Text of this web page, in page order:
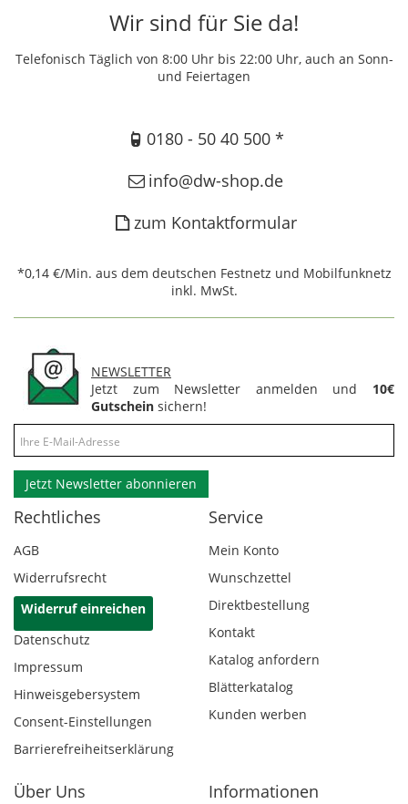
Wir sind für Sie da!
Telefonisch Täglich von 8:00 Uhr bis 22:00 Uhr, auch an Sonn-
und Feiertagen
0180 - 50 40 500 *
info@dw-shop.de
zum Kontaktformular
*0,14 €/Min. aus dem deutschen Festnetz und Mobilfunknetz
inkl. MwSt.
NEWSLETTER
Jetzt zum Newsletter anmelden und 10€
Gutschein sichern!
Jetzt Newsletter abonnieren
Rechtliches
AGB
Widerrufsrecht
Widerruf einreichen
Datenschutz
Impressum
Hinweisgebersystem
Consent-Einstellungen
Barrierefreiheitserklärung
Service
Mein Konto
Wunschzettel
Direktbestellung
Kontakt
Katalog anfordern
Blätterkatalog
Kunden werben
Über Uns Informationen